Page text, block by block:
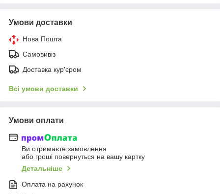
Умови доставки
Нова Пошта
Самовивіз
Доставка кур'єром
Всі умови доставки
Умови оплати
Ви отримаєте замовлення
або гроші повернуться на вашу картку
Детальніше
Оплата на рахунок